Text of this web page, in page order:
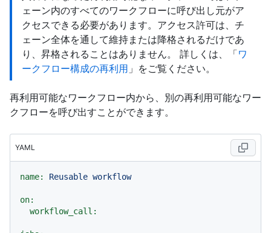
ェーン内のすべてのワークフローに呼び出し元がア
クセスできる必要があります。アクセス許可は、チ
ェーン全体を通して維持または降格されるだけであ
り、昇格されることはありません。 詳しくは、「ワ
ークフロー構成の再利用 」をご覧ください。
再利用可能なワークフロー内から、別の再利用可能なワー
クフローを呼び出すことができます。
YAML
name: Reusable workflow
on:
workflow_call: